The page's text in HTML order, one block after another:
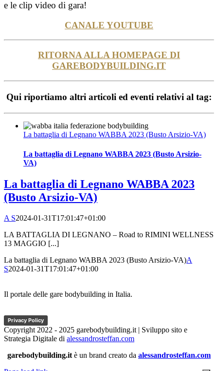
e le clip video di gara!
CANALE YOUTUBE
RITORNA ALLA HOMEPAGE DI
GAREBODYBUILDING.IT
Qui riportiamo altri articoli ed eventi relativi al tag:
La battaglia di Legnano WABBA 2023 (Busto Arsizio-VA)
La battaglia di Legnano WABBA 2023 (Busto Arsizio-
VA)
La battaglia di Legnano WABBA 2023
(Busto Arsizio-VA)
A S2024-01-31T17:01:47+01:00
LA BATTAGLIA DI LEGNANO – Road to RIMINI WELLNESS
13 MAGGIO [...]
La battaglia di Legnano WABBA 2023 (Busto Arsizio-VA)A
S2024-01-31T17:01:47+01:00
Il portale delle gare bodybuilding in Italia.
Privacy Policy
Copyright 2022 - 2025 garebodybuilding.it | Sviluppo sito e
Strategia Digitale di alessandrosteffan.com
garebodybuilding.it è un brand creato da alessandrosteffan.com